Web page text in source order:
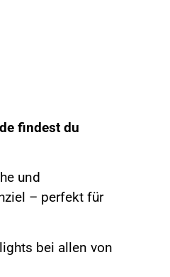
findest du
und
– perfekt für
bei allen von